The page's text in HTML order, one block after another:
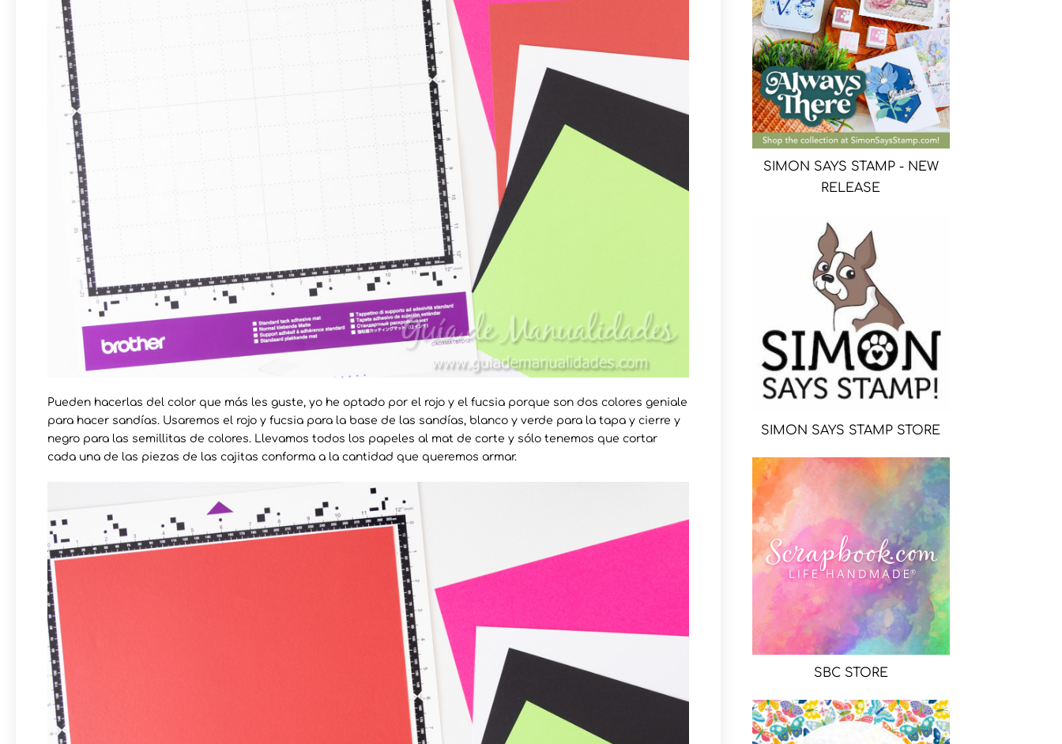
Pueden hacerlas del color que más les guste, yo he optado por el rojo y el fucsia porque son dos colores geniale
para hacer sandías. Usaremos el rojo y fucsia para la base de las sandías, blanco y verde para la tapa y cierre y
negro para las semillitas de colores. Llevamos todos los papeles al mat de corte y sólo tenemos que cortar
cada una de las piezas de las cajitas conforma a la cantidad que queremos armar.
SIMON SAYS STAMP - NEW
RELEASE
SIMON SAYS STAMP STORE
SBC STORE